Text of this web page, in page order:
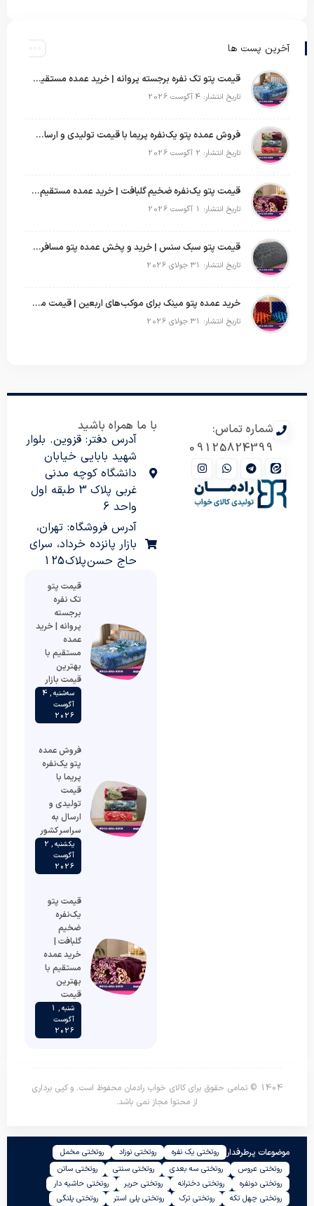
آخرین پست ها
قیمت پتو تک نفره برجسته پروانه | خرید عمده مستقیم با بهترین قیمت بازار
تاریخ انتشار: 4 آگوست 2026
فروش عمده پتو یک‌نفره پریما با قیمت تولیدی و ارسال به سراسر کشور
تاریخ انتشار: 2 آگوست 2026
قیمت پتو یک‌نفره ضخیم گلبافت | خرید عمده مستقیم با بهترین قیمت
تاریخ انتشار: 1 آگوست 2026
قیمت پتو سبک سنس | خرید و پخش عمده پتو مسافرتی Sense
تاریخ انتشار: 31 جولای 2026
خرید عمده پتو مینک برای موکب‌های اربعین | قیمت مناسب و ارسال سریع
تاریخ انتشار: 31 جولای 2026
شماره تماس:
09125824399
با ما همراه باشید
آدرس دفتر: قزوین. بلوار
شهید بابایی خیابان
دانشگاه کوچه مدنی
غربی پلاک 3 طبقه اول
واحد 6
آدرس فروشگاه: تهران،
بازار پانزده خرداد، سرای
حاج حسن پلاک 125
قیمت پتو
تک نفره
برجسته
پروانه | خرید
عمده
مستقیم با
بهترین
قیمت بازار
سه‌شنبه , 4
آگوست
2026
فروش عمده
پتو یک‌نفره
پریما با
قیمت
تولیدی و
ارسال به
سراسر کشور
یکشنبه , 2
آگوست
2026
قیمت پتو
یک‌نفره
ضخیم
گلبافت |
خرید عمده
مستقیم با
بهترین
قیمت
شنبه , 1
آگوست
2026
1404 © تمامی حقوق برای کالای خواب رادمان محفوظ است. و کپی برداری
از محتوا مجاز نمی باشد.
موضوعات پرطرفدار روتختی یک نفره روتختی نوزاد
روتختی مخمل
روتختی عروس
روتختی سه بعدی روتختی سنتی
روتختی ساتن
روتختی دونفره
روتختی دخترانه روتختی حریر
روتختی حاشیه دار
روتختی چهل تکه
روتختی ترک روتختی پلی استر روتختی پلنگی